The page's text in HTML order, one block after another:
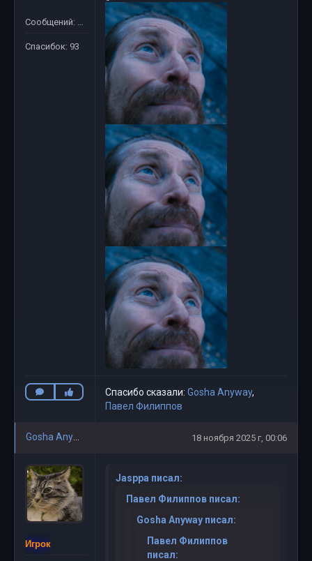
Сообщений: 61
Спасибок: 93
Спасибо сказали: Gosha Anyway,
Павел Филиппов
18 ноября 2025 г, 00:06
Игрок
Jasppa писал:
Павел Филиппов писал:
Gosha Anyway писал:
Павел Филиппов
писал: